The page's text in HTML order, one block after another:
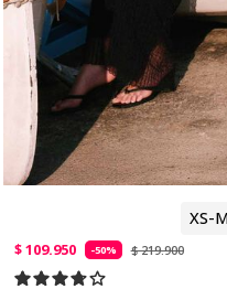
XS-
$ 109.950 -50% $ 219.900